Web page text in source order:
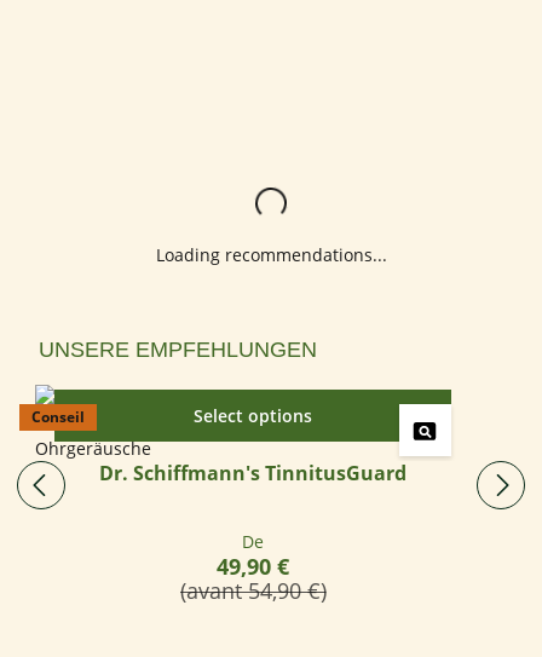
Loading...
Loading recommendations...
Ignorer la galerie de produits
UNSERE EMPFEHLUNGEN
Conseil Select options
Dr. Schiffmann's TinnitusGuard
Prix régulier :
De
49,90 €
(avant 54,90 €)